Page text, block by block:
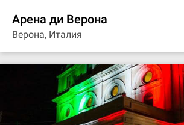
Арена ди Верона
Верона, Италия